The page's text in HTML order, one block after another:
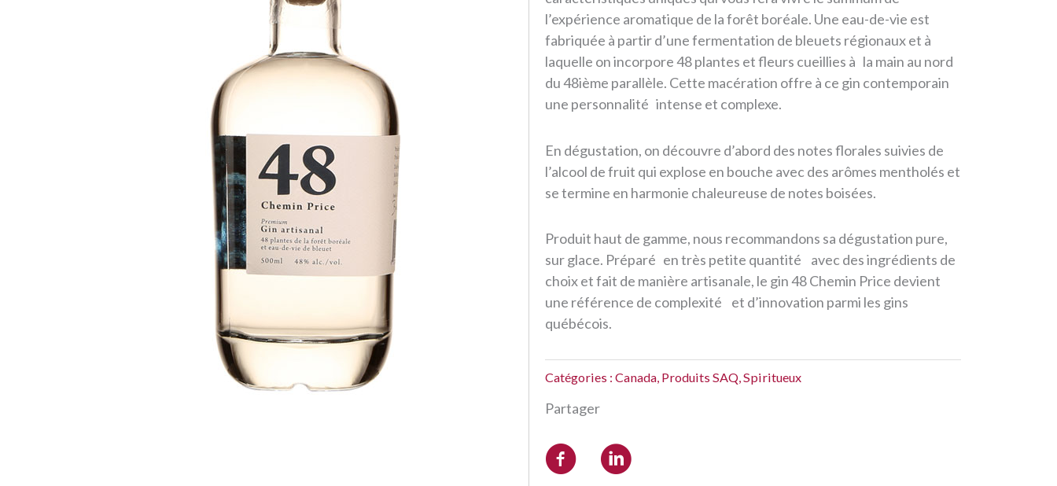
l’expérience aromatique de la forêt boréale. Une eau-de-vie est
fabriquée à partir d’une fermentation de bleuets régionaux et à
laquelle on incorpore 48 plantes et fleurs cueillies à la main au nord
du 48ième parallèle. Cette macération offre à ce gin contemporain
une personnalité intense et complexe.
En dégustation, on découvre d’abord des notes florales suivies de
l’alcool de fruit qui explose en bouche avec des arômes mentholés et
se termine en harmonie chaleureuse de notes boisées.
Produit haut de gamme, nous recommandons sa dégustation pure,
sur glace. Préparé en très petite quantité avec des ingrédients de
choix et fait de manière artisanale, le gin 48 Chemin Price devient
une référence de complexité et d’innovation parmi les gins
québécois.
Catégories : Canada Produits SAQ Spiritueux
Partager